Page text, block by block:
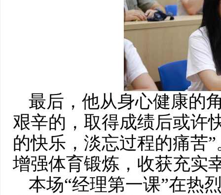
最后，他从身心健康的
艰辛的，取得成绩后或许
的快乐，淡忘过程的痛苦
增强体育锻炼，收获充实
本场“经理第一课”在热